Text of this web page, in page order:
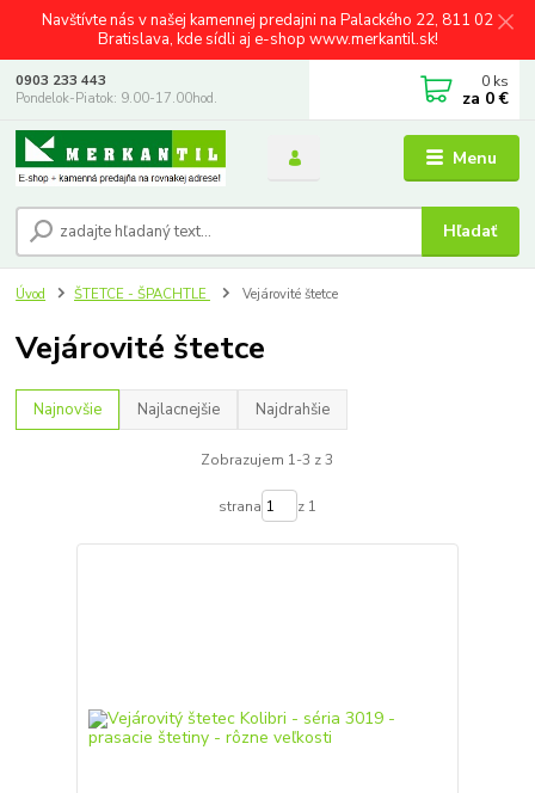
Navštívte nás v našej kamennej predajni na Palackého 22, 811 02
Bratislava, kde sídli aj e-shop www.merkantil.sk!
Menu
Hľadať
0903 233 443
Pondelok-Piatok: 9.00-17.00hod.
0 ks
za 0 €
Úvod ŠTETCE - ŠPACHTLE Vejárovité štetce
Vejárovité štetce
Najnovšie Najlacnejšie Najdrahšie
Zobrazujem 1-3 z 3
strana z 1